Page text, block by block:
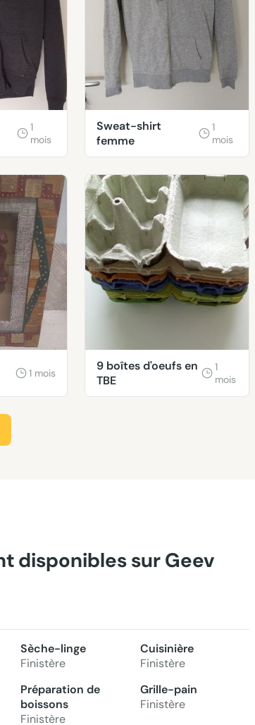
1
mois
Sweat-shirt
femme
1
mois
1 mois
9 boîtes d'oeufs en
TBE
1
mois
disponibles sur Geev
Sèche-linge
Finistère
Cuisinière
Finistère
Préparation de
boissons
Finistère
Grille-pain
Finistère